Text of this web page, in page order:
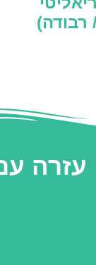
רבודה)
עזרה